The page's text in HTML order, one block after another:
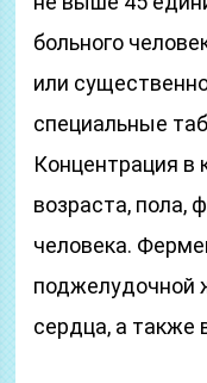
больного
или
специальные
Концентрация в
возраста, пола,
человека.
поджелудочной
сердца, а также